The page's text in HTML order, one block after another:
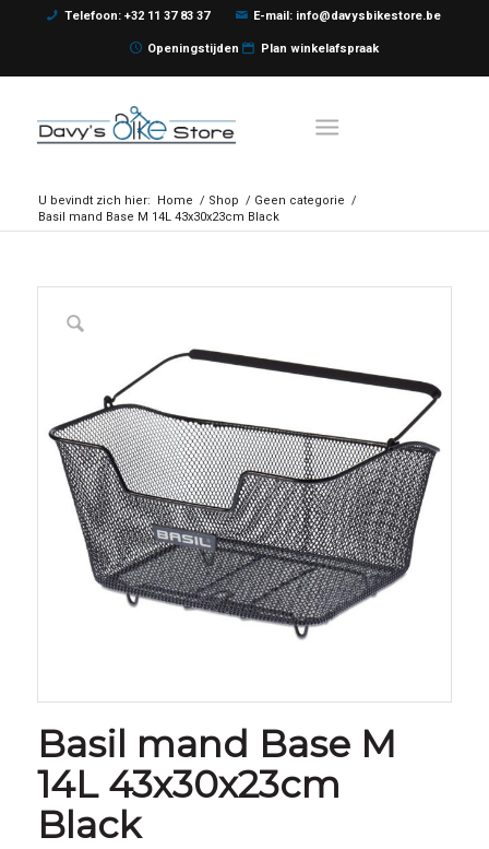
Telefoon: +32 11 37 83 37 E-mail: info@davysbikestore.be
Openingstijden Plan winkelafspraak
U bevindt zich hier: Home / Shop / Geen categorie /
Basil mand Base M 14L 43x30x23cm Black
Basil mand Base M
14L 43x30x23cm
Black